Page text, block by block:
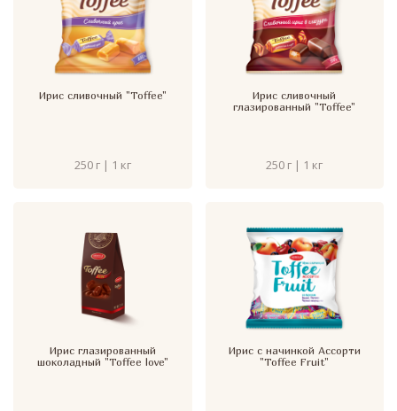
Ирис сливочный "Toffee"
250 г | 1 кг
Ирис сливочный
глазированный "Toffee"
250 г | 1 кг
Ирис глазированный
шоколадный "Toffee love"
Ирис с начинкой Ассорти
"Toffee Fruit"